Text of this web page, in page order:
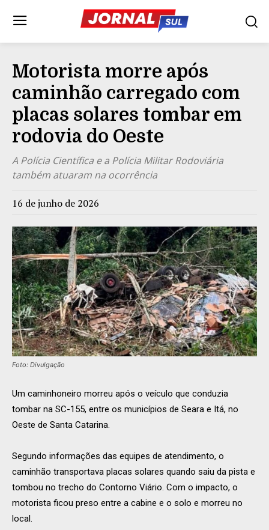
Motorista morre após
caminhão carregado com
placas solares tombar em
rodovia do Oeste
A Polícia Científica e a Polícia Militar Rodoviária
também atuaram na ocorrência
16 de junho de 2026
Foto: Divulgação
Um caminhoneiro morreu após o veículo que conduzia
tombar na SC-155, entre os municípios de Seara e Itá, no
Oeste de Santa Catarina.
Segundo informações das equipes de atendimento, o
caminhão transportava placas solares quando saiu da pista e
tombou no trecho do Contorno Viário. Com o impacto, o
motorista ficou preso entre a cabine e o solo e morreu no
local.